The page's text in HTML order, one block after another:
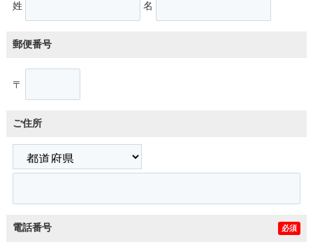
姓 名
郵便番号
〒
ご住所
電話番号 必須